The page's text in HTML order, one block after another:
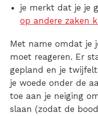
je merkt dat je je
op andere zaken
Met name omdat je
moet reageren. Er
gepland en je
je woede onder de
toe aan je neiging
slaan (zodat de